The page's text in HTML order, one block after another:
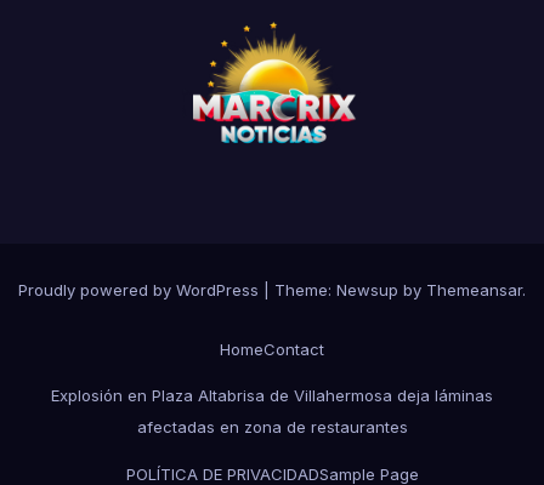
Proudly powered by WordPress Theme: Newsup by Themeansar.
HomeContact
Explosión en Plaza Altabrisa de Villahermosa deja láminas
afectadas en zona de restaurantes
POLÍTICA DE PRIVACIDADSample Page